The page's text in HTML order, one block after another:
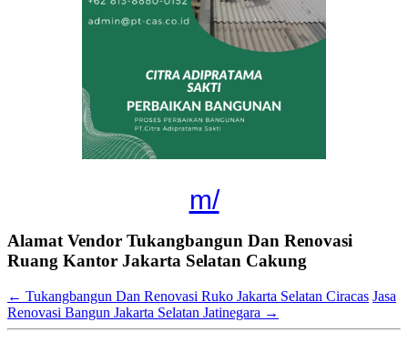
m/
Alamat Vendor Tukangbangun Dan Renovasi
Ruang Kantor Jakarta Selatan Cakung
← Tukangbangun Dan Renovasi Ruko Jakarta Selatan Ciracas Jasa
Renovasi Bangun Jakarta Selatan Jatinegara →